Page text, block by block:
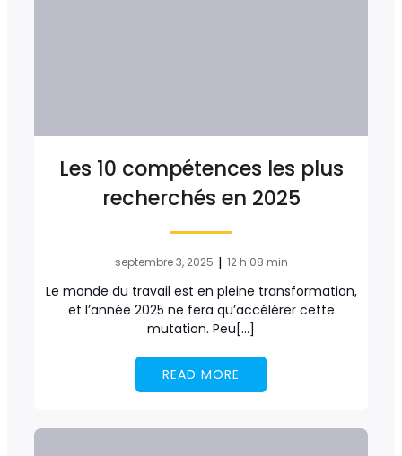
Les 10 compétences les plus
recherchés en 2025
septembre 3, 2025 | 12 h 08 min
Le monde du travail est en pleine transformation,
et l’année 2025 ne fera qu’accélérer cette
mutation. Peu[…]
READ MORE